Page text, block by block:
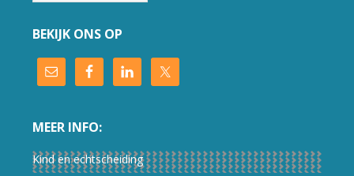
BEKIJK ONS OP
MEER INFO:
Kind en echtscheiding